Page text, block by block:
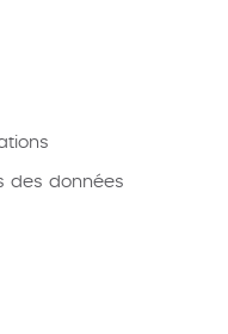
des données